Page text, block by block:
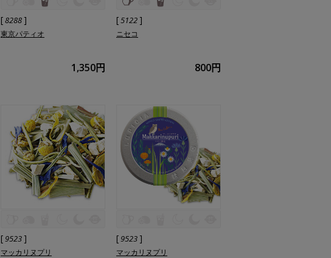
[8288 ]
東京パティオ
1,350円
[5122 ]
ニセコ
800円
[9523 ]
マッカリヌプリ
[9523 ]
マッカリヌプリ